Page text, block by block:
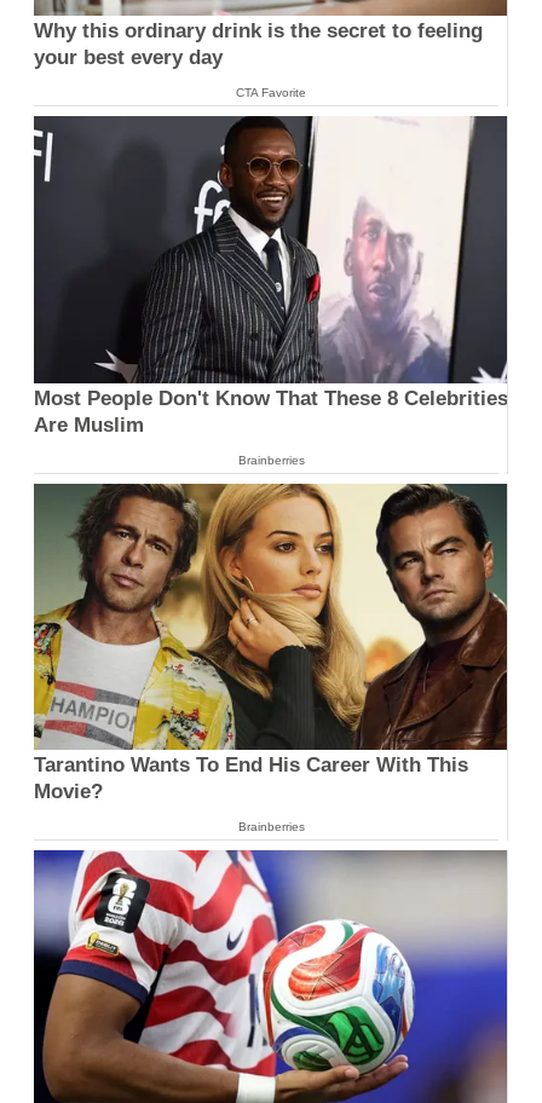
Why this ordinary drink is the secret to feeling
your best every day
CTA Favorite
Most People Don't Know That These 8 Celebrities
Are Muslim
Brainberries
Tarantino Wants To End His Career With This
Movie?
Brainberries